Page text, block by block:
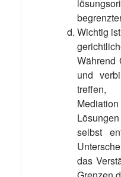
Wichtig
Während
und
treffen,
selbst
das